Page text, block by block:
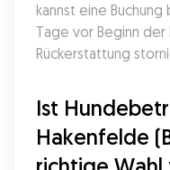
kannst eine
Tage vor Beginn
Rückerstattung
Ist
Hakenfelde